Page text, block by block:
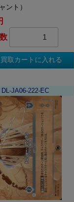
ント）
円
買取カートに入れる
DL-JA06-222-EC